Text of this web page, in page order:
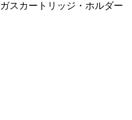
スカートリッジ・ホルダー